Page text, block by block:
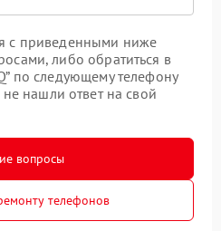
с приведенными ниже
либо обратиться в
по следующему телефону
не нашли ответ на свой
вопросы
телефонов